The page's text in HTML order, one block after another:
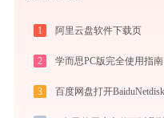
1 阿里云盘软件下载页
2
3